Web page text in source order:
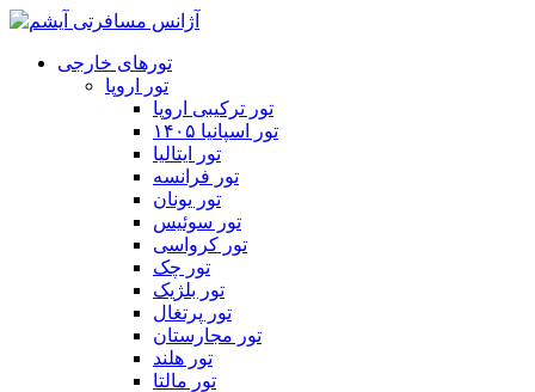
تورهای خارجی
تور اروپا
تور ترکیبی اروپا
تور اسپانیا ۱۴۰۵
تور ایتالیا
تور فرانسه
تور یونان
تور سوئیس
تور کرواسی
تور چک
تور بلژیک
تور پرتغال
تور مجارستان
تور هلند
تور مالتا